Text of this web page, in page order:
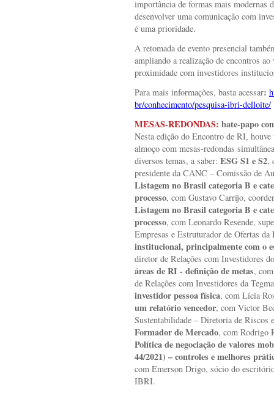
importância de formas mais modernas
desenvolver uma comunicação com
é uma prioridade.
A retomada de evento presencial
ampliando a realização de encontros
proximidade com investidores
Para mais informações, basta acessar:
br/conhecimento/pesquisa-ibri-delloite/
MESAS-REDONDAS: bate-papo
Nesta edição do Encontro de RI,
almoço com mesas-redondas
diversos temas, a saber: ESG S1 e S2,
presidente da CANC – Comissão de
Listagem no Brasil categoria B e
processo, com Gustavo Carrijo,
Listagem no Brasil categoria B e
processo, com Leonardo Resende,
Empresas e Estruturador de Ofertas
institucional, principalmente com o
diretor de Relações com Investidores
áreas de RI - definição de metas,
de Relações com Investidores da
investidor pessoa física, com Lícia
um relatório vencedor, com Victor
Sustentabilidade – Diretoria de Riscos
Formador de Mercado, com Rodrigo
Política de negociação de valores
44/2021) – controles e melhores
com Emerson Drigo, sócio do
IBRI.